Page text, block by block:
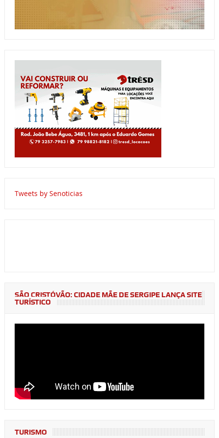
Tweets by Senoticias
SÃO CRISTÓVÃO: CIDADE MÃE DE SERGIPE LANÇA SITE
TURÍSTICO
TURISMO